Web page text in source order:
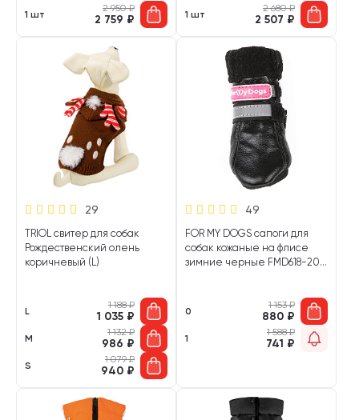
1 шт
2 950₽
2 759 ₽ 1 шт
2 680₽
2 507 ₽
29
TRIOL свитер для собак
Рождественский олень
коричневый (L)
L
1 188₽
1 035 ₽
M
1 132₽
986 ₽
S
1 079₽
940 ₽
49
FOR MY DOGS сапоги для
собак кожаные на флисе
зимние черные FMD618-2017
0
1 153₽
880 ₽
1
1 588₽
741 ₽